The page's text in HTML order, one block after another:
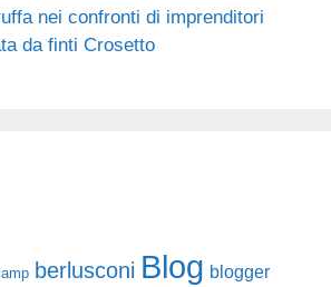
nei confronti di imprenditori
da finti Crosetto
berlusconi Blog blogger